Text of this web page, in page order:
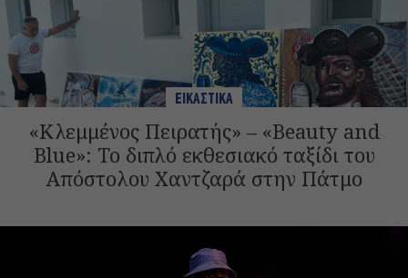
ΕΙΚΑΣΤΙΚΑ
«Κλεμμένος Πειρατής» – «Beauty and
Blue»: Το διπλό εκθεσιακό ταξίδι του
Απόστολου Χαντζαρά στην Πάτμο